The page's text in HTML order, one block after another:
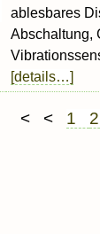
ablesbares
Abschaltung,
[details…]
< < 1